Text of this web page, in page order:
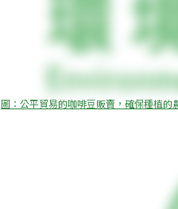
圖：公平貿易的咖啡豆販賣，確保種植的